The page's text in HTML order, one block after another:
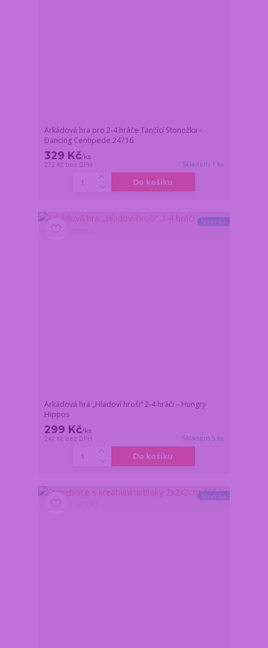
Arkádová hra pro 2-4 hráče Tančící Stonožka -
Dancing Centipede 24716
329 Kč/ks
272 Kč bez DPH Skladem 1 ks
Do košíku
Novinka
Arkádová hra „Hladoví hroši“ 2-4 hráči – Hungry
Hippos
299 Kč/ks
247 Kč bez DPH Skladem 5 ks
Do košíku
Novinka